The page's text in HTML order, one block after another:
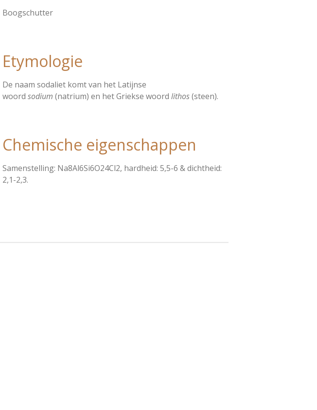
Boogschutter
Etymologie
De naam sodaliet komt van het Latijnse
woord sodium (natrium) en het Griekse woord lithos(steen).
Chemische eigenschappen
Samenstelling: Na8Al6Si6O24Cl2, hardheid: 5,5-6 & dichtheid:
2,1-2,3.